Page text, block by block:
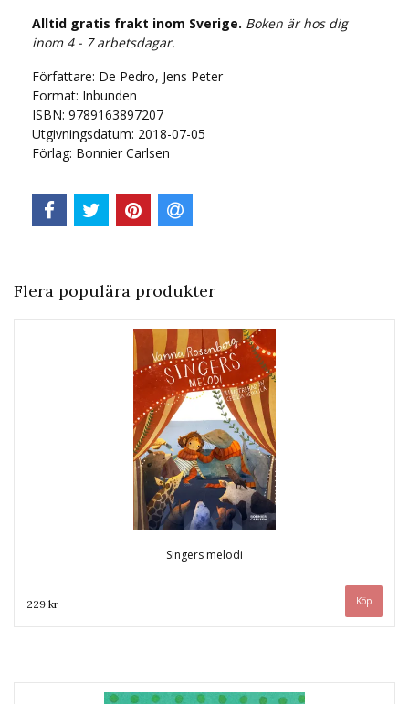
Alltid gratis frakt inom Sverige. Boken är hos dig
inom 4 - 7 arbetsdagar.
Författare: De Pedro, Jens Peter
Format: Inbunden
ISBN: 9789163897207
Utgivningsdatum: 2018-07-05
Förlag: Bonnier Carlsen
Flera populära produkter
Singers melodi
229 kr